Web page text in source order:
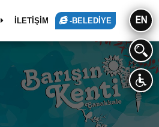
İLETİŞİM -BELEDİYE EN